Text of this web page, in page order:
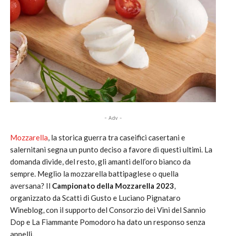
- Adv -
Mozzarella, la storica guerra tra caseifici casertani e
salernitani segna un punto deciso a favore di questi ultimi. La
domanda divide, del resto, gli amanti dell’oro bianco da
sempre. Meglio la mozzarella battipaglese o quella
aversana? Il Campionato della Mozzarella 2023,
organizzato da Scatti di Gusto e Luciano Pignataro
Wineblog, con il supporto del Consorzio dei Vini del Sannio
Dop e La Fiammante Pomodoro ha dato un responso senza
appelli.